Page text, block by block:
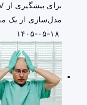
مدل‌سازی از یک